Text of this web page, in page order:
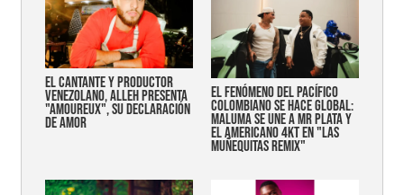
EL CANTANTE Y PRODUCTOR
VENEZOLANO, ALLEH PRESENTA
"AMOUREUX", SU DECLARACIÓN
DE AMOR
EL FENÓMENO DEL PACÍFICO
COLOMBIANO SE HACE GLOBAL:
MALUMA SE UNE A MR PLATA Y
EL AMERICANO 4KT EN "LAS
MUÑEQUITAS REMIX"